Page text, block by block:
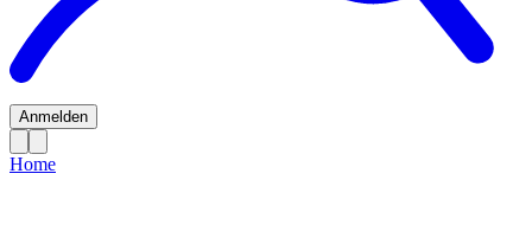
Anmelden
Home